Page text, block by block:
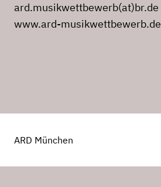
ard.musikwettbewerb(at)br.de
www.ard-musikwettbewerb.de
ARD München